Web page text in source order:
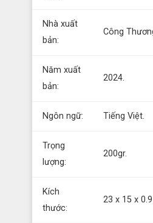
Nhà xuất
bản:
Công
Năm xuất
bản:
2024.
Ngôn ngữ: Tiếng Việt.
Trọng
lượng:
200gr.
Kích
thước:
23 x 15 x